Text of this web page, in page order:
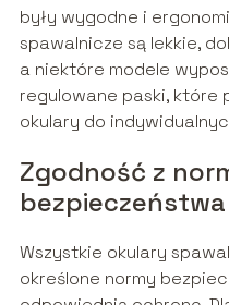
były wygodne i
spawalnicze są lekkie,
a niektóre modele
regulowane paski, które
okulary do
Zgodność z
bezpieczeństwa
Wszystkie okulary
określone normy